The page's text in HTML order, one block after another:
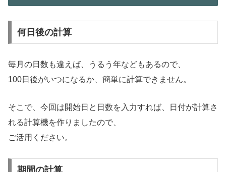
何日後の計算
毎月の日数も違えば、うるう年などもあるので、
100日後がいつになるか、簡単に計算できません。
そこで、今回は開始日と日数を入力すれば、日付が計算さ
れる計算機を作りましたので、
ご活用ください。
期間の計算